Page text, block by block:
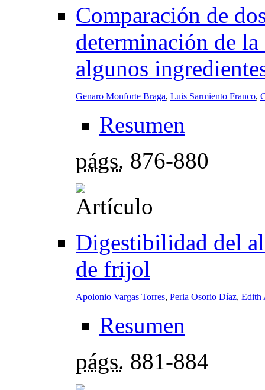
Comparación de
determinación de
algunos
Genaro Monforte Braga, Luis Sarmiento Franco,
Resumen
págs. 876-880
Digestibilidad del
de frijol
Apolonio Vargas Torres, Perla Osorio Díaz, Edith
Resumen
págs. 881-884